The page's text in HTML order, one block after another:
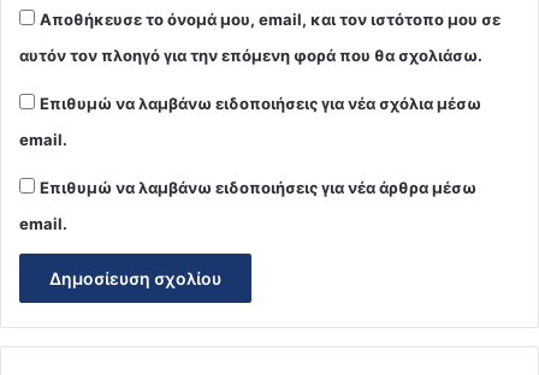
Αποθήκευσε το όνομά μου, email, και τον ιστότοπο μου σε
αυτόν τον πλοηγό για την επόμενη φορά που θα σχολιάσω.
Επιθυμώ να λαμβάνω ειδοποιήσεις για νέα σχόλια μέσω
email.
Επιθυμώ να λαμβάνω ειδοποιήσεις για νέα άρθρα μέσω
email.